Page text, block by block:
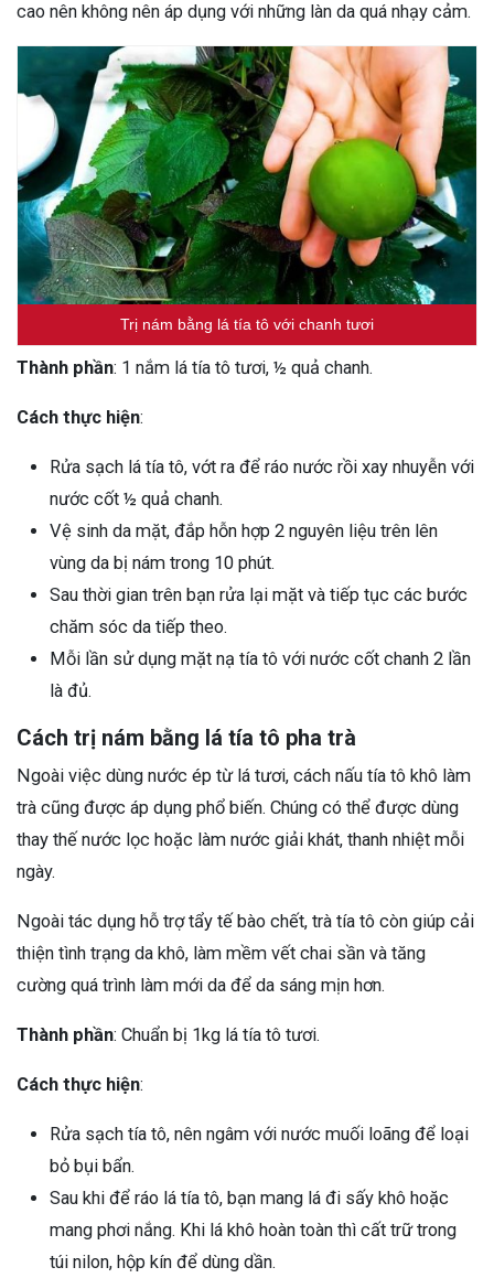
cao nên không nên áp dụng với những làn da quá nhạy cảm.
Trị nám bằng lá tía tô với chanh tươi
Thành phần: 1 nắm lá tía tô tươi, ½ quả chanh.
Cách thực hiện:
Rửa sạch lá tía tô, vớt ra để ráo nước rồi xay nhuyễn với
nước cốt ½ quả chanh.
Vệ sinh da mặt, đắp hỗn hợp 2 nguyên liệu trên lên
vùng da bị nám trong 10 phút.
Sau thời gian trên bạn rửa lại mặt và tiếp tục các bước
chăm sóc da tiếp theo.
Mỗi lần sử dụng mặt nạ tía tô với nước cốt chanh 2 lần
là đủ.
Cách trị nám bằng lá tía tô pha trà
Ngoài việc dùng nước ép từ lá tươi, cách nấu tía tô khô làm
trà cũng được áp dụng phổ biến. Chúng có thể được dùng
thay thế nước lọc hoặc làm nước giải khát, thanh nhiệt mỗi
ngày.
Ngoài tác dụng hỗ trợ tẩy tế bào chết, trà tía tô còn giúp cải
thiện tình trạng da khô, làm mềm vết chai sần và tăng
cường quá trình làm mới da để da sáng mịn hơn.
Thành phần: Chuẩn bị 1kg lá tía tô tươi.
Cách thực hiện:
Rửa sạch tía tô, nên ngâm với nước muối loãng để loại
bỏ bụi bẩn.
Sau khi để ráo lá tía tô, bạn mang lá đi sấy khô hoặc
mang phơi nắng. Khi lá khô hoàn toàn thì cất trữ trong
túi nilon, hộp kín để dùng dần.